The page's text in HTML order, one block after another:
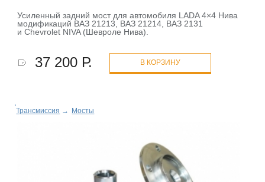
Усиленный задний мост для автомобиля LADA 4×4 Нива
модификаций ВАЗ 21213, ВАЗ 21214, ВАЗ 2131
и Chevrolet NIVA (Шевроле Нива).
37 200 Р. В КОРЗИНУ
Трансмиссия → Мосты